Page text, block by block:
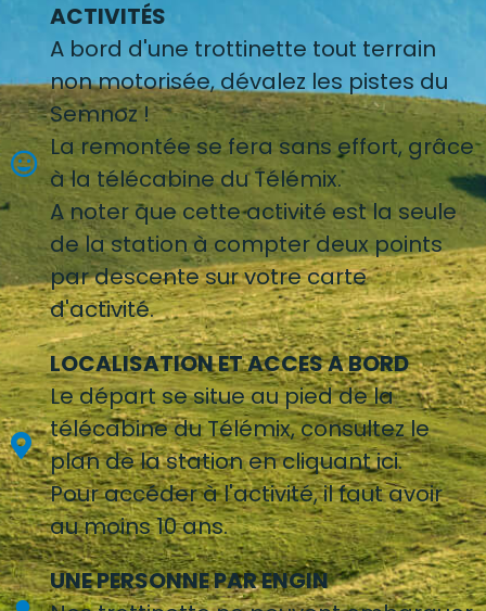
ACTIVITÉS
A bord d'une trottinette tout terrain
non motorisée, dévalez les pistes du
Semnoz !
La remontée se fera sans effort, grâce
à la télécabine du Télémix.
A noter que cette activité est la seule
de la station à compter deux points
par descente sur votre carte
d'activité.
LOCALISATION ET ACCES A BORD
Le départ se situe au pied de la
télécabine du Télémix, consultez le
plan de la station en cliquant ici.
Pour accéder à l'activité, il faut avoir
au moins 10 ans.
UNE PERSONNE PAR ENGIN